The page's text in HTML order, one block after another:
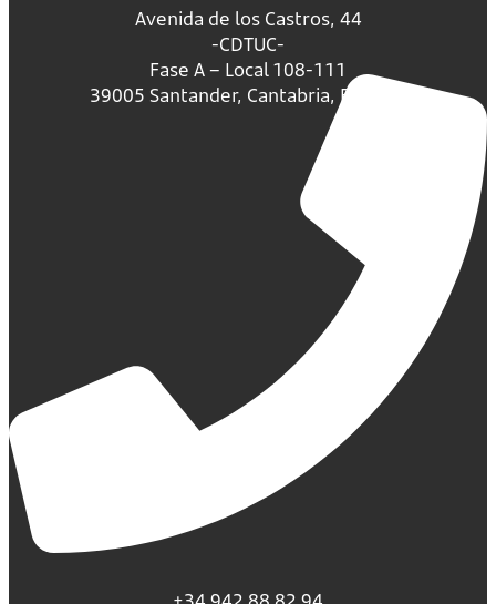
Avenida de los Castros, 44
-CDTUC-
Fase A – Local 108-111
39005 Santander, Cantabria, España.